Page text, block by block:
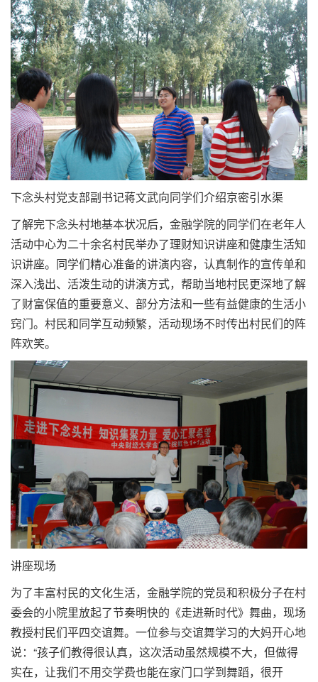
下念头村党支部副书记蒋文武向同学们介绍京密引水渠
了解完下念头村地基本状况后，金融学院的同学们在老年人
活动中心为二十余名村民举办了理财知识讲座和健康生活知
识讲座。同学们精心准备的讲演内容，认真制作的宣传单和
深入浅出、活泼生动的讲演方式，帮助当地村民更深地了解
了财富保值的重要意义、部分方法和一些有益健康的生活小
窍门。村民和同学互动频繁，活动现场不时传出村民们的阵
阵欢笑。
讲座现场
为了丰富村民的文化生活，金融学院的党员和积极分子在村
委会的小院里放起了节奏明快的《走进新时代》舞曲，现场
教授村民们平四交谊舞。一位参与交谊舞学习的大妈开心地
说：“孩子们教得很认真，这次活动虽然规模不大，但做得
实在，让我们不用交学费也能在家门口学到舞蹈，很开